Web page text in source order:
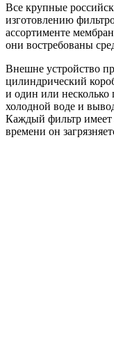
Все крупные
изготовлению
ассортименте
они востребованы
Внешне устройство
цилиндрический
и один или
холодной воде и
Каждый фильтр имеет
времени он